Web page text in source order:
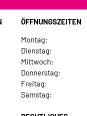
ÖFFNUNGSZEITEN
Montag:
Dienstag:
Mittwoch:
Donnerstag:
Freitag:
Samstag: